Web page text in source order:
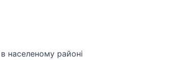
населеному районі